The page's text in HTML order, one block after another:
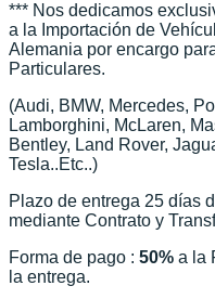
*** Nos dedicamos
a la Importación de
Alemania por encargo
Particulares.
(Audi, BMW, Mercedes,
Lamborghini, McLaren,
Bentley, Land Rover,
Tesla..Etc..)
Plazo de entrega 25 días
mediante Contrato y
Forma de pago : 50% a la
la entrega.